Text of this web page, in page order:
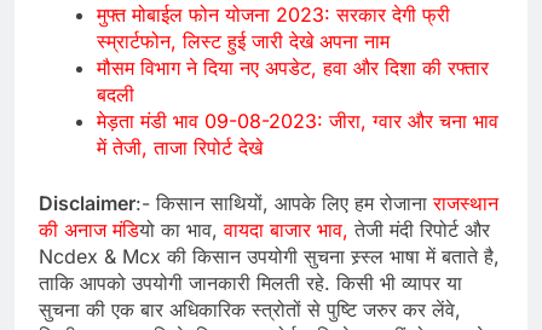
मुफ्त मोबाईल फोन योजना 2023: सरकार देगी फ्री
स्म्रार्टफोन, लिस्ट हुई जारी देखे अपना नाम
मौसम विभाग ने दिया नए अपडेट, हवा और दिशा की रफ्तार
बदली
मेड़ता मंडी भाव 09-08-2023: जीरा, ग्वार और चना भाव
में तेजी, ताजा रिपोर्ट देखे
Disclaimer:- किसान साथियों, आपके लिए हम रोजानाराजस्थान
की अनाज मंडियो का भाव, वायदा बाजार भाव, तेजी मंदी रिपोर्ट और
Ncdex & Mcx की किसान उपयोगी सुचना स्र्स्ल भाषा में बताते है,
ताकि आपको उपयोगी जानकारी मिलती रहे. किसी भी व्यापर या
सुचना की एक बार अधिकारिक स्त्रोतों से पुष्टि जरुर कर लेंवे,